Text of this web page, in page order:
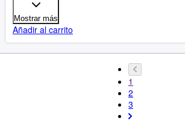
Mostrar más
Añadir al carrito
1
2
3